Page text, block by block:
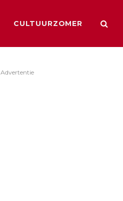
CULTUURZOMER
Advertentie